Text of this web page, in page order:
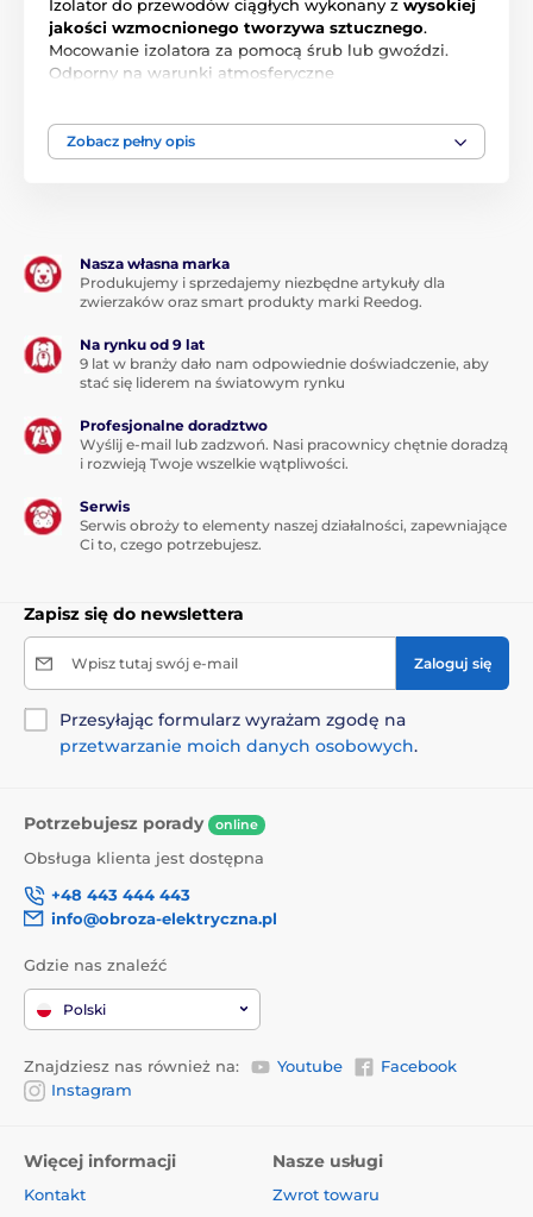
Izolator do przewodów ciągłych wykonany z wysokiej
jakości wzmocnionego tworzywa sztucznego.
Mocowanie izolatora za pomocą śrub lub gwoździ.
Odporny na warunki atmosferyczne
Wysoka odporność na promieniowanie UV
Trwały i solidny
Produkt znajduje się w kategoriach
Akcesoria Izolatory, napinacze i sprężyny
Izolatory do linek, lin do 8 mm na gwoździe,
Zobacz pełny opis
Nasza własna marka
Produkujemy i sprzedajemy niezbędne artykuły dla
zwierzaków oraz smart produkty marki Reedog.
Na rynku od 9 lat
9 lat w branży dało nam odpowiednie doświadczenie, aby
stać się liderem na światowym rynku
Profesjonalne doradztwo
Wyślij e-mail lub zadzwoń. Nasi pracownicy chętnie doradzą
i rozwieją Twoje wszelkie wątpliwości.
Serwis
Serwis obroży to elementy naszej działalności, zapewniające
Ci to, czego potrzebujesz.
Zapisz się do newslettera
Wpisz tutaj swój e-mail Zaloguj się
Przesyłając formularz wyrażam zgodę na
przetwarzanie moich danych osobowych.
Potrzebujesz porady online
Obsługa klienta jest dostępna
+48 443 444 443
info@obroza-elektryczna.pl
Gdzie nas znaleźć
Polski
Znajdziesz nas również na: Youtube
Facebook
Instagram
Więcej informacji
Kontakt
Nasze usługi
Zwrot towaru